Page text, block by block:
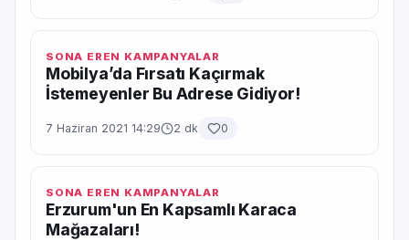
SONA EREN KAMPANYALAR
Mobilya’da Fırsatı Kaçırmak
İstemeyenler Bu Adrese Gidiyor!
7 Haziran 2021 14:29 2 dk 0
SONA EREN KAMPANYALAR
Erzurum'un En Kapsamlı Karaca
Mağazaları!